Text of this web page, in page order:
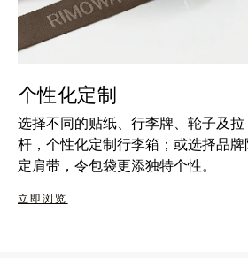
个性化定制
选择不同的贴纸、行李牌、轮子及拉
杆，个性化定制行李箱；或选择品牌
定肩带，令包袋更添独特个性。
立即浏览